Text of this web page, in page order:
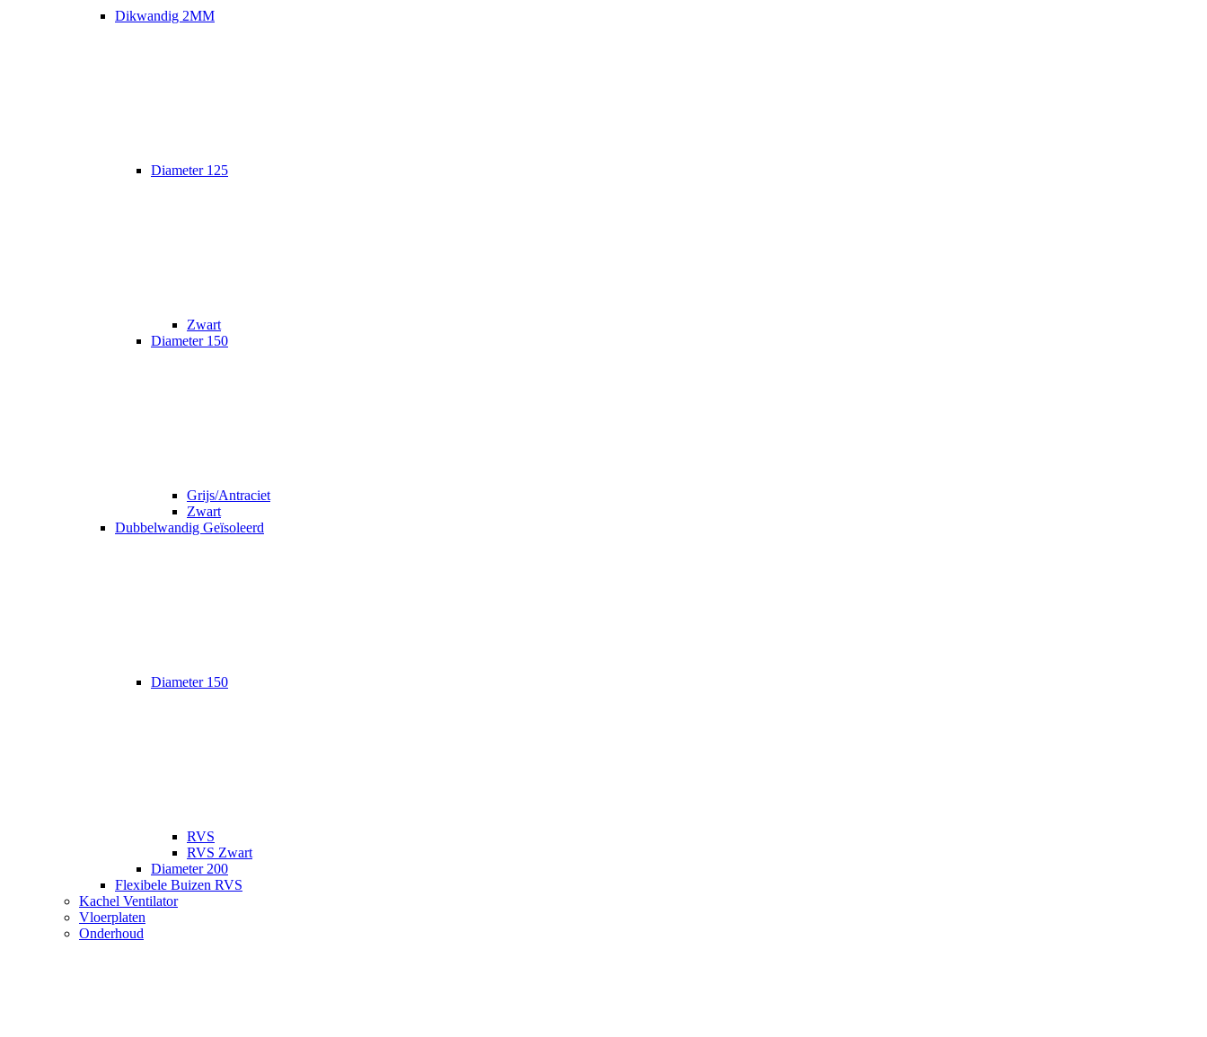
Dikwandig 2MM
Diameter 125
Zwart
Diameter 150
Grijs/Antraciet
Zwart
Dubbelwandig Geïsoleerd
Diameter 150
RVS
RVS Zwart
Diameter 200
Flexibele Buizen RVS
Kachel Ventilator
Vloerplaten
Onderhoud